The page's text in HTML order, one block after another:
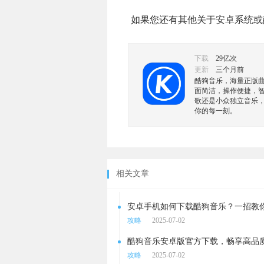
如果您还有其他关于安卓系统
下载
29亿次
更新
三个月前
酷狗音乐，海量正版
面简洁，操作便捷，
歌还是小众独立音乐
你的每一刻。
相关文章
安卓手机如何下载酷狗音乐？一招教
攻略 2025-07-02
酷狗音乐安卓版官方下载，畅享高品
攻略 2025-07-02